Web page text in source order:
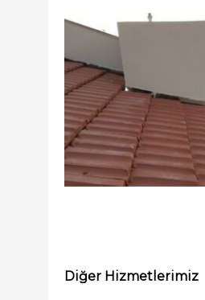
Diğer Hizmetlerimiz